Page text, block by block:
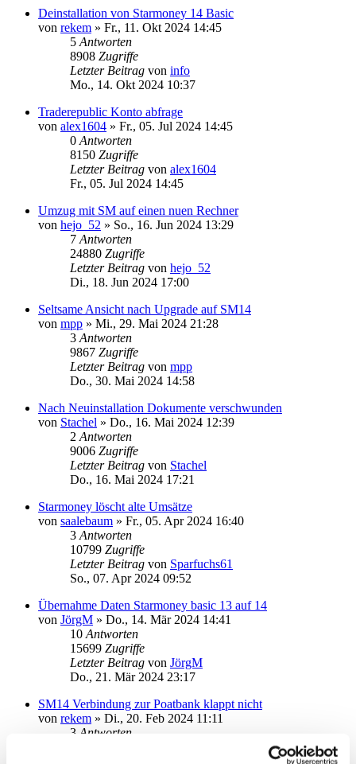
Deinstallation von Starmoney 14 Basic
von rekem » Fr., 11. Okt 2024 14:45
5 Antworten
8908 Zugriffe
Letzter Beitrag von info
Mo., 14. Okt 2024 10:37
Traderepublic Konto abfrage
von alex1604 » Fr., 05. Jul 2024 14:45
0 Antworten
8150 Zugriffe
Letzter Beitrag von alex1604
Fr., 05. Jul 2024 14:45
Umzug mit SM auf einen nuen Rechner
von hejo_52 » So., 16. Jun 2024 13:29
7 Antworten
24880 Zugriffe
Letzter Beitrag von hejo_52
Di., 18. Jun 2024 17:00
Seltsame Ansicht nach Upgrade auf SM14
von mpp » Mi., 29. Mai 2024 21:28
3 Antworten
9867 Zugriffe
Letzter Beitrag von mpp
Do., 30. Mai 2024 14:58
Nach Neuinstallation Dokumente verschwunden
von Stachel » Do., 16. Mai 2024 12:39
2 Antworten
9006 Zugriffe
Letzter Beitrag von Stachel
Do., 16. Mai 2024 17:21
Starmoney löscht alte Umsätze
von saalebaum » Fr., 05. Apr 2024 16:40
3 Antworten
10799 Zugriffe
Letzter Beitrag von Sparfuchs61
So., 07. Apr 2024 09:52
Übernahme Daten Starmoney basic 13 auf 14
von JörgM » Do., 14. Mär 2024 14:41
10 Antworten
15699 Zugriffe
Letzter Beitrag von JörgM
Do., 21. Mär 2024 23:17
SM14 Verbindung zur Poatbank klappt nicht
von rekem » Di., 20. Feb 2024 11:11
3 Antworten